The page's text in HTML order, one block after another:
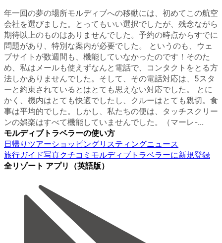
年一回の夢の場所モルディブへの移動には、初めてこの航空
会社を選びました。とってもいい選択でしたが、残念ながら
期待以上のものはありませんでした。予約の時点からすでに
問題があり、特別な案内が必要でした。 というのも、ウェ
ブサイトが数週間も、機能していなかったのです！そのた
め、私はメールも使えずなんと電話で、コンタクトをとる方
法しかありませんでした。そして、その電話対応は、5スタ
ーと約束されているとはとても思えない対応でした。 とに
かく、機内はとても快適でしたし、クルーはとても親切。食
事は平均的でした。しかし、私たちの便は、タッチスクリー
ンの娯楽はすべて機能していませんでした。（マーレ-...
モルディブトラベラーの使い方
日帰りツアーショッピングリスティングニュース
旅行ガイド写真クチコミ モルディブトラベラーに新規登録
全リゾート アプリ（英語版）